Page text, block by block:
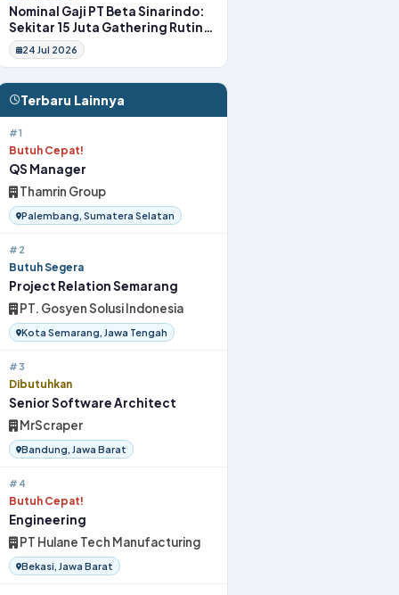
Nominal Gaji PT Beta Sinarindo:
Sekitar 15 Juta Gathering Rutin
Insentif Rutin
24 Jul 2026
Terbaru Lainnya
#1
Butuh Cepat!
QS Manager
Thamrin Group
Palembang, Sumatera Selatan
#2
Butuh Segera
Project Relation Semarang
PT. Gosyen Solusi Indonesia
Kota Semarang, Jawa Tengah
#3
Dibutuhkan
Senior Software Architect
MrScraper
Bandung, Jawa Barat
#4
Butuh Cepat!
Engineering
PT Hulane Tech Manufacturing
Bekasi, Jawa Barat